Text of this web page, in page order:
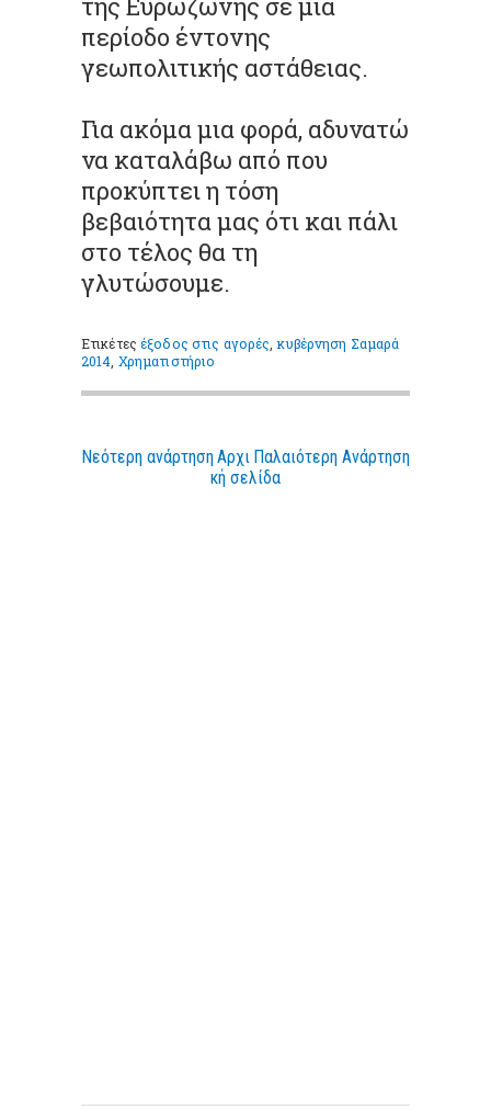
περίοδο έντονης
γεωπολιτικής αστάθειας.
Για ακόμα μια φορά, αδυνατώ
να καταλάβω από που
προκύπτει η τόση
βεβαιότητα μας ότι και πάλι
στο τέλος θα τη
γλυτώσουμε.
Ετικέτες έξοδος στις αγορές ,κυβέρνηση Σαμαρά
2014 Χρηματιστήριο
Νεότερη ανάρτηση Παλαιότερη Ανάρτηση
Αρχι
κή σελίδα